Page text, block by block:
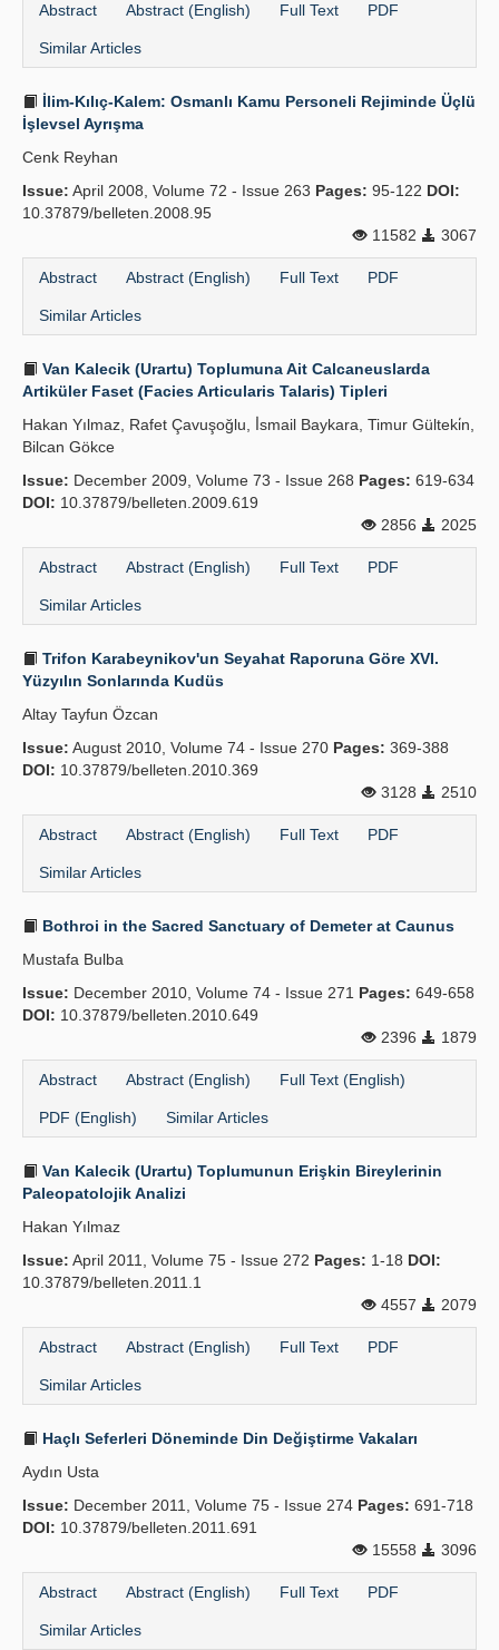
Abstract Abstract (English) Full Text PDF
Similar Articles
İlim-Kılıç-Kalem: Osmanlı Kamu Personeli Rejiminde Üçlü
İşlevsel Ayrışma
Cenk Reyhan
Issue: April 2008, Volume 72 - Issue 263 Pages: 95-122 DOI:
10.37879/belleten.2008.95
11582
3067
Abstract Abstract (English) Full Text PDF
Similar Articles
Van Kalecik (Urartu) Toplumuna Ait Calcaneuslarda
Artiküler Faset (Facies Articularis Talaris) Tipleri
Hakan Yılmaz, Rafet Çavuşoğlu, İ̇smail Baykara, Timur Gülteki̇n,
Bilcan Gökce
Issue: December 2009, Volume 73 - Issue 268 Pages: 619-634
DOI: 10.37879/belleten.2009.619
2856
2025
Abstract Abstract (English) Full Text PDF
Similar Articles
Trifon Karabeynikov'un Seyahat Raporuna Göre XVI.
Yüzyılın Sonlarında Kudüs
Altay Tayfun Özcan
Issue: August 2010, Volume 74 - Issue 270 Pages: 369-388
DOI: 10.37879/belleten.2010.369
3128
2510
Abstract Abstract (English) Full Text PDF
Similar Articles
Bothroi in the Sacred Sanctuary of Demeter at Caunus
Mustafa Bulba
Issue: December 2010, Volume 74 - Issue 271 Pages: 649-658
DOI: 10.37879/belleten.2010.649
2396
1879
Abstract Abstract (English) Full Text (English)
PDF (English) Similar Articles
Van Kalecik (Urartu) Toplumunun Erişkin Bireylerinin
Paleopatolojik Analizi
Hakan Yılmaz
Issue: April 2011, Volume 75 - Issue 272 Pages: 1-18 DOI:
10.37879/belleten.2011.1
4557
2079
Abstract Abstract (English) Full Text PDF
Similar Articles
Haçlı Seferleri Döneminde Din Değiştirme Vakaları
Aydın Usta
Issue: December 2011, Volume 75 - Issue 274 Pages: 691-718
DOI: 10.37879/belleten.2011.691
15558
3096
Abstract Abstract (English) Full Text PDF
Similar Articles